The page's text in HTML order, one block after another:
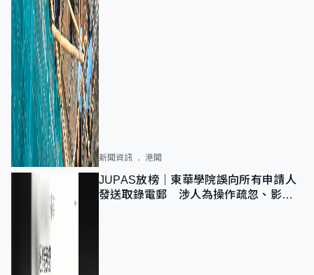
新聞資訊 港聞
JUPAS放榜｜東華學院誤向所有申請人
發送取錄電郵 涉人為操作疏忽、影響